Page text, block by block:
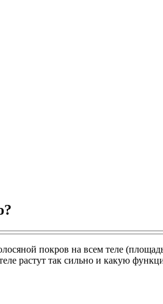
покров на всем теле
растут так сильно и какую